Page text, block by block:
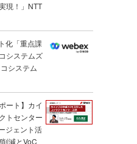
現！」NTT
化「重点課
システムズ
システム
ート】カイ
トセンター
ジェント活
減とVoC